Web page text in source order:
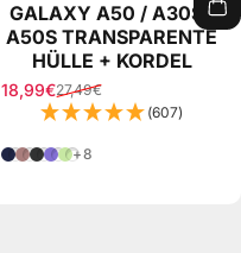
GALAXY A50 / A30S /
A50S TRANSPARENTE
HÜLLE + KORDEL
Verkaufspreis
18,99€
Normaler Preis
27,49€
(607)
Blau Camouflage
Schwarz Clips Rose
Schwarz Camouflage
Mehrfarbig Violett
Grün
+8